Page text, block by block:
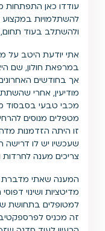
עודדו כאן התפתחות
להשתלמויות
ולהשתלב בעוד
אתי יודעת היטב על
במרפאת חולון, שם
אך בחודשים
מודיעין, אחרי
מכבי טבעי בסבסוד
מטפלים מנוסים
זו היתה הזדמנות
שעכשיו יש לו דרישה
צריכים מענה לחרדות
המענה שאתי מדברת
מדיטציות ושינוי
למטופלים בתחושת
זה מכניס